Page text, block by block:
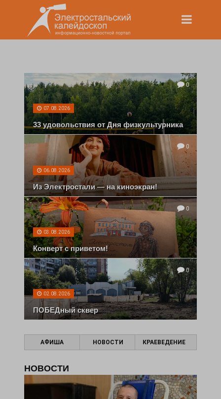
0
07.08.2026
33 удовольствия от Дня физкультурника
0
06.08.2026
Из Электростали — на киноэкран!
0
03.08.2026
Конверт с приветом!
0
02.08.2026
ПОБЕДный сквер
АФИША НОВОСТИ КРАЕВЕДЕНИЕ
НОВОСТИ